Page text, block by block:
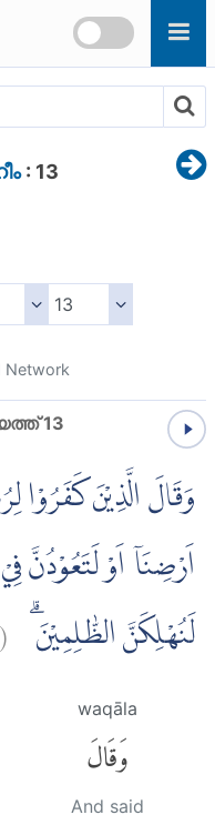
: 13
Network
13
وَقَالَ الَّذِيْنَ
اَرْضِنَآ اَوْ لَتَعُوْدُنَّ
لَنُهْلِكَنَّ الظّٰلِمِيْنَ ۗ (
waqāla
وَقَالَ
And said